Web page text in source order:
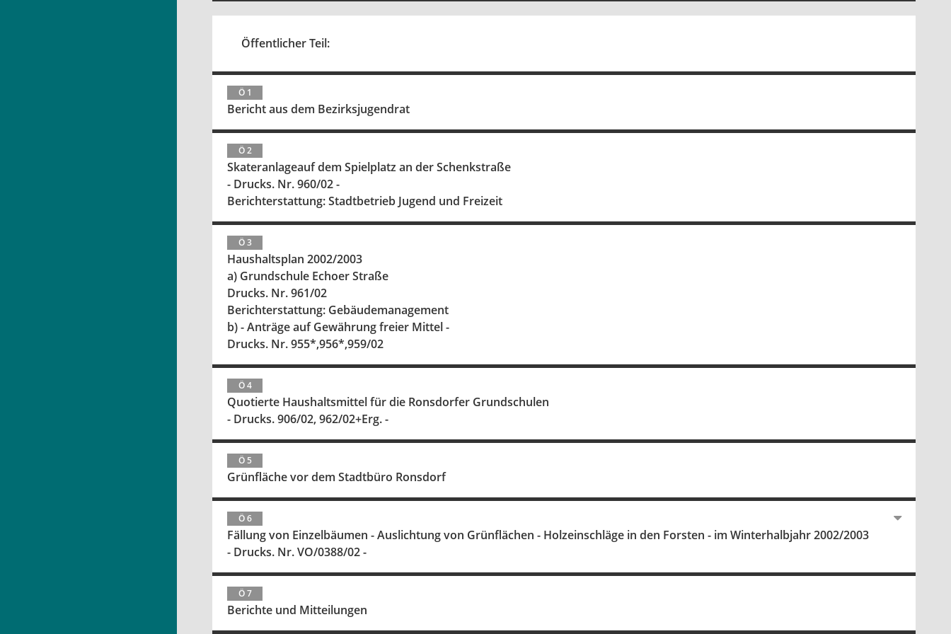
Öffentlicher Teil:
Ö 1
Bericht aus dem Bezirksjugendrat
Ö 2
Skateranlageauf dem Spielplatz an der Schenkstraße
- Drucks. Nr. 960/02 -
Berichterstattung: Stadtbetrieb Jugend und Freizeit
Ö 3
Haushaltsplan 2002/2003
a) Grundschule Echoer Straße
Drucks. Nr. 961/02
Berichterstattung: Gebäudemanagement
b) - Anträge auf Gewährung freier Mittel -
Drucks. Nr. 955*,956*,959/02
Ö 4
Quotierte Haushaltsmittel für die Ronsdorfer Grundschulen
- Drucks. 906/02, 962/02+Erg. -
Ö 5
Grünfläche vor dem Stadtbüro Ronsdorf
Ö 6
Fällung von Einzelbäumen - Auslichtung von Grünflächen - Holzeinschläge in den Forsten - im Winterhalbjahr 2002/2003
- Drucks. Nr. VO/0388/02 -
Ö 7
Berichte und Mitteilungen